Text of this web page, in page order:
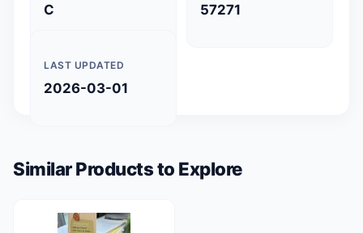
C 57271
LAST UPDATED
2026-03-01
Similar Products to Explore